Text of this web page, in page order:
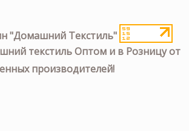
"Домашний Текстиль"
текстиль Оптом и в Розницу от
производителей!